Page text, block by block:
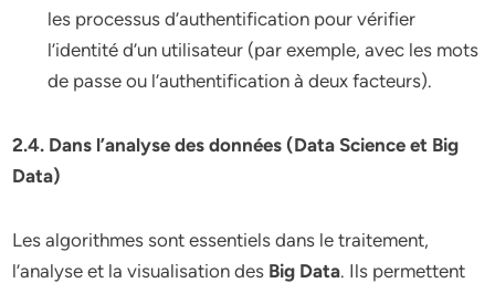
les processus d’authentification pour vérifier
l’identité d’un utilisateur (par exemple, avec les mots
de passe ou l’authentification à deux facteurs).
2.4. Dans l’analyse des données (Data Science et Big
Data)
Les algorithmes sont essentiels dans le traitement,
l’analyse et la visualisation des Big Data. Ils permettent